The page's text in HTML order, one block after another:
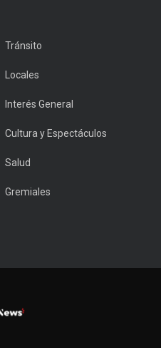
Tránsito
Locales
Interés General
Cultura y Espectáculos
Salud
Gremiales